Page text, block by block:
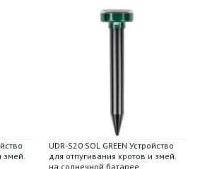
змей.
UDR-S20 SOL GREEN Устройство
для отпугивания кротов и змей.
на солнечной батарее.